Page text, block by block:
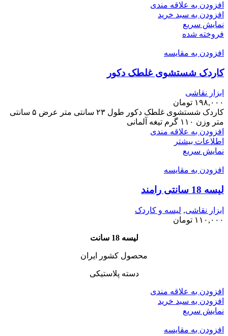
افزودن به علاقه مندی
افزودن به سبد خرید
نمایش سریع
فروخته شده
افزودن به مقایسه
کاردک شستشوی غلطک دکور
ابزار نقاشی
۱۹۸,۰۰۰ تومان
کاردک شستشوی غلطک دکور طول ۲۳ سانتی متر عرض ۵ سانتی
متر وزن ۱۱۰ گرم تیغه آلمانی
افزودن به علاقه مندی
اطلاعات بیشتر
نمایش سریع
افزودن به مقایسه
لیسه 18 سانتی رامند
ابزار نقاشی, لیسه و کاردک
۱۱۰,۰۰۰ تومان
لیسه 18 سانت
محصول کشور ایران
دسته پلاستیکی
افزودن به علاقه مندی
افزودن به سبد خرید
نمایش سریع
افزودن به مقایسه